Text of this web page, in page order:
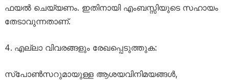
ഫയൽ ചെയ്യണം. ഇതിനായി എംബസ്സിയുടെ സഹായം
തേടാവുന്നതാണ്.
എല്ലാ വിവരങ്ങളും രേഖപ്പെടുത്തുക:
സ്പോൺസറുമായുള്ള ആശയവിനിമയങ്ങൾ,